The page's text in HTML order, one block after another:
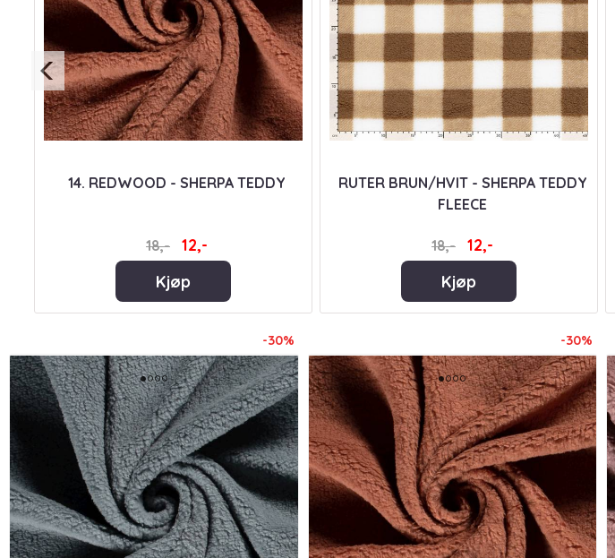
14. REDWOOD - SHERPA TEDDY
18,-
12,-
Kjøp
RUTER BRUN/HVIT - SHERPA TEDDY
FLEECE
18,-
12,-
Kjøp
-30% -30%